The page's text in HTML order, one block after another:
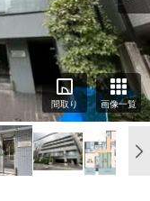
間取り 画像一覧